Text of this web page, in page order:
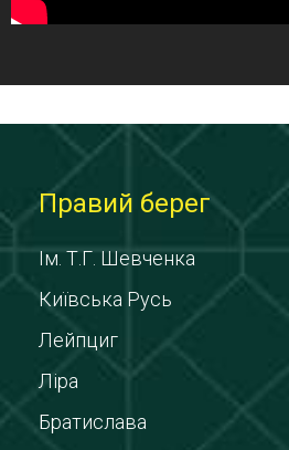
Правий берег
Ім. Т.Г. Шевченка
Київська Русь
Лейпциг
Ліра
Братислава